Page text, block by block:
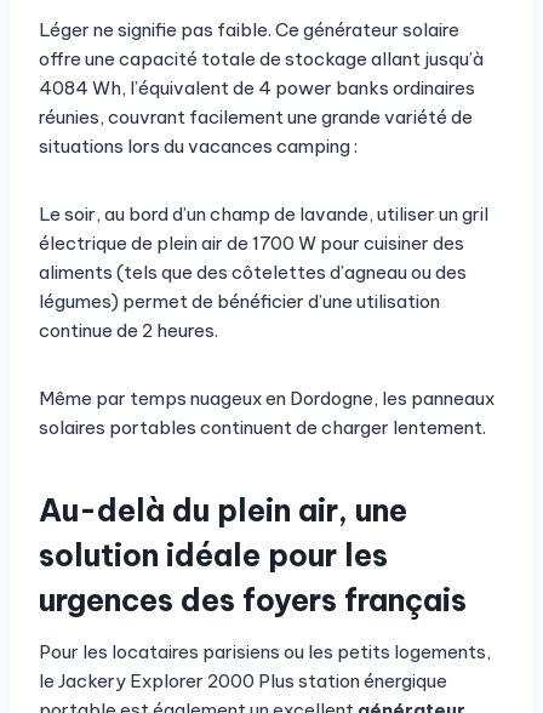
Léger ne signifie pas faible. Ce générateur solaire
offre une capacité totale de stockage allant jusqu’à
4084 Wh, l’équivalent de 4 power banks ordinaires
réunies, couvrant facilement une grande variété de
situations lors du vacances camping :
Le soir, au bord d’un champ de lavande, utiliser un gril
électrique de plein air de 1700 W pour cuisiner des
aliments (tels que des côtelettes d’agneau ou des
légumes) permet de bénéficier d’une utilisation
continue de 2 heures.
Même par temps nuageux en Dordogne, les panneaux
solaires portables continuent de charger lentement.
Au-delà du plein air, une
solution idéale pour les
urgences des foyers français
Pour les locataires parisiens ou les petits logements,
le Jackery Explorer 2000 Plus station énergique